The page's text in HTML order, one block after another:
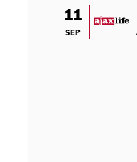
11
SEP